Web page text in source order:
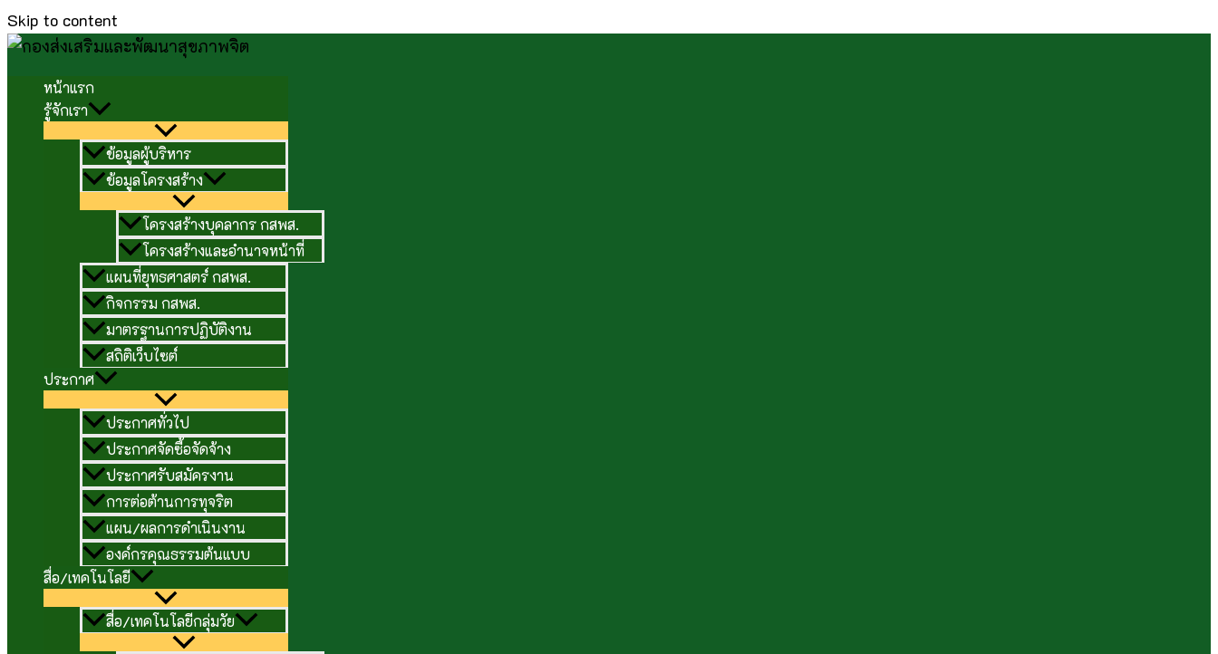
Skip to content
หน้าแรก
รู้จักเรา
ข้อมูลผู้บริหาร
ข้อมูลโครงสร้าง
โครงสร้างบุคลากร กสพส.
โครงสร้างและอำนาจหน้าที่
แผนที่ยุทธศาสตร์ กสพส.
กิจกรรม กสพส.
มาตรฐานการปฏิบัติงาน
สถิติเว็บไซต์
ประกาศ
ประกาศทั่วไป
ประกาศจัดซื้อจัดจ้าง
ประกาศรับสมัครงาน
การต่อต้านการทุจริต
แผน/ผลการดำเนินงาน
องค์กรคุณธรรมต้นแบบ
สื่อ/เทคโนโลยี
สื่อ/เทคโนโลยีกลุ่มวัย